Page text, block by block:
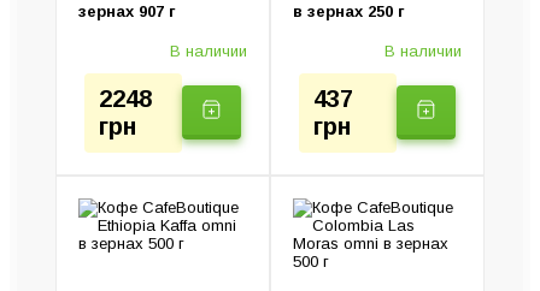
зернах 907 г
В наличии
2248
грн
в зернах 250 г
В наличии
437
грн